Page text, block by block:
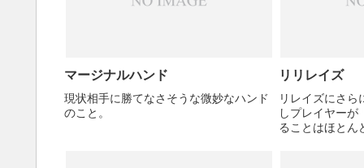
マージナルハンド
現状相手に勝てなさそうな微妙なハンド
のこと。
リリレイズ
リレイズにさら
しプレイヤーが
ることはほとん